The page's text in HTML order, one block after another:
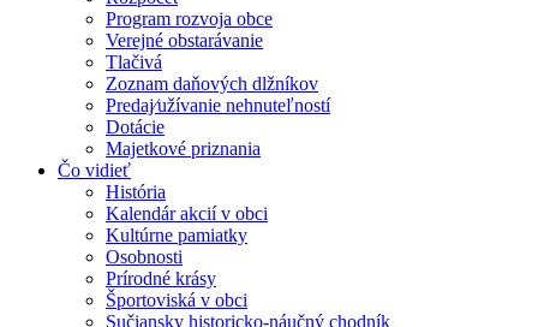
Program rozvoja obce
Verejné obstarávanie
Tlačivá
Zoznam daňových dlžníkov
Predaj⁄užívanie nehnuteľností
Dotácie
Majetkové priznania
Čo vidieť
História
Kalendár akcií v obci
Kultúrne pamiatky
Osobnosti
Prírodné krásy
Športoviská v obci
Sučiansky historicko-náučný chodník